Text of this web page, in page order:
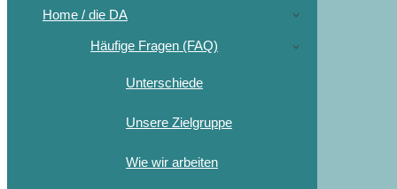
Home / die DA
Häufige Fragen (FAQ)
Unterschiede
Unsere Zielgruppe
Wie wir arbeiten